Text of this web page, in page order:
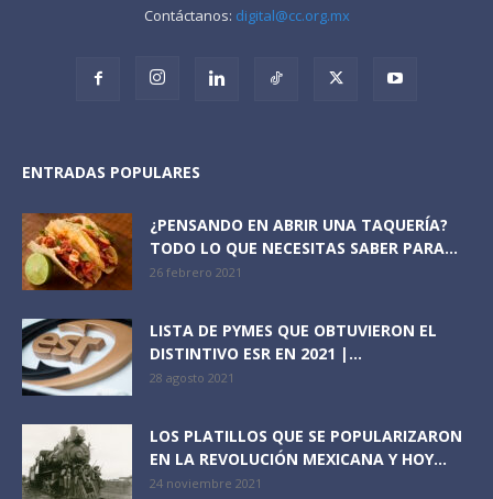
Contáctanos: digital@cc.org.mx
ENTRADAS POPULARES
¿PENSANDO EN ABRIR UNA TAQUERÍA?
TODO LO QUE NECESITAS SABER PARA...
26 febrero 2021
LISTA DE PYMES QUE OBTUVIERON EL
DISTINTIVO ESR EN 2021 |...
28 agosto 2021
LOS PLATILLOS QUE SE POPULARIZARON
EN LA REVOLUCIÓN MEXICANA Y HOY...
24 noviembre 2021